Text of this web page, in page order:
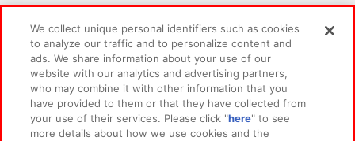
スマホ・PCであそぶ
イベント・キャンペーン
We collect unique personal identifiers such as cookies
to analyze our traffic and to personalize content and
ads. We share information about your use of our
website with our analytics and advertising partners,
who may combine it with other information that you
have provided to them or that they have collected from
your use of their services. Please click "here" to see
more details about how we use cookies and the